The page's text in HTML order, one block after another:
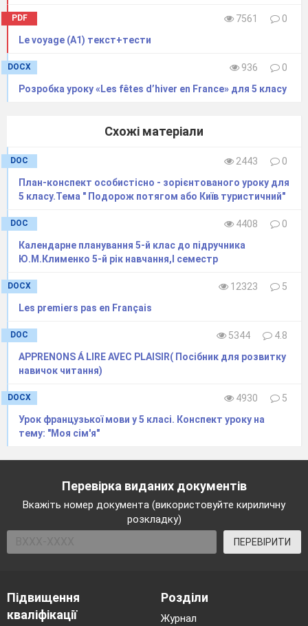
PDF 7561
0
Le voyage (A1) текст+тести
DOCX 936
0
Розробка уроку «Les fêtes d’hiver en France» для 5 класу
Схожі матеріали
DOC 2443
0
План-конспект особистісно - зорієнтованого уроку для
5 класу.Тема " Подорож потягом або Київ туристичний"
DOC 4408
0
Календарне планування 5-й клас до підручника
Ю.М.Клименко 5-й рік навчання,І семестр
DOCX 12323
5
Les premiers pas en Français
DOC 5344
4.8
APPRENONS Á LIRE AVEC PLAISIR( Посібник для розвитку
навичок читання)
DOCX 4930
5
Урок французької мови у 5 класі. Конспект уроку на
тему: "Моя сім'я"
Перевірка виданих документів
Вкажіть номер документа (використовуйте кириличну
розкладку)
ПЕРЕВІРИТИ
Підвищення
кваліфікації
Розділи
Журнал